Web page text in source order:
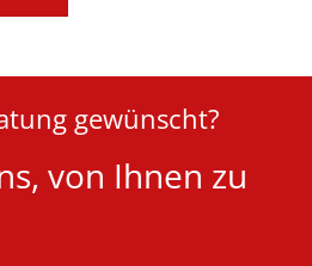
gewünscht?
von Ihnen zu